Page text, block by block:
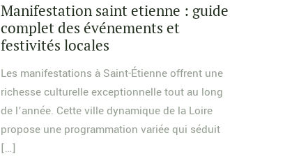
Manifestation saint etienne : guide
complet des événements et
festivités locales
Les manifestations à Saint-Étienne offrent une
richesse culturelle exceptionnelle tout au long
de l’année. Cette ville dynamique de la Loire
propose une programmation variée qui séduit
[…]